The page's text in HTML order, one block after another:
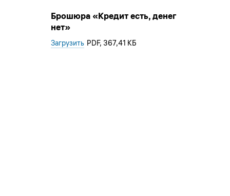
Брошюра «Кредит есть, денег
нет»
Загрузить PDF, 367,41 КБ